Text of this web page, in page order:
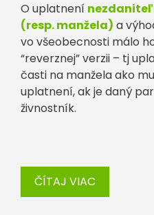
O uplatnení
(resp. manžela) a
vo všeobecnosti málo
“reverznej” verzii – tj
časti na manžela ako
uplatnení, ak je daný
živnostník.
ČÍTAJ VIAC